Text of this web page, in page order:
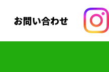
お問い合わせ